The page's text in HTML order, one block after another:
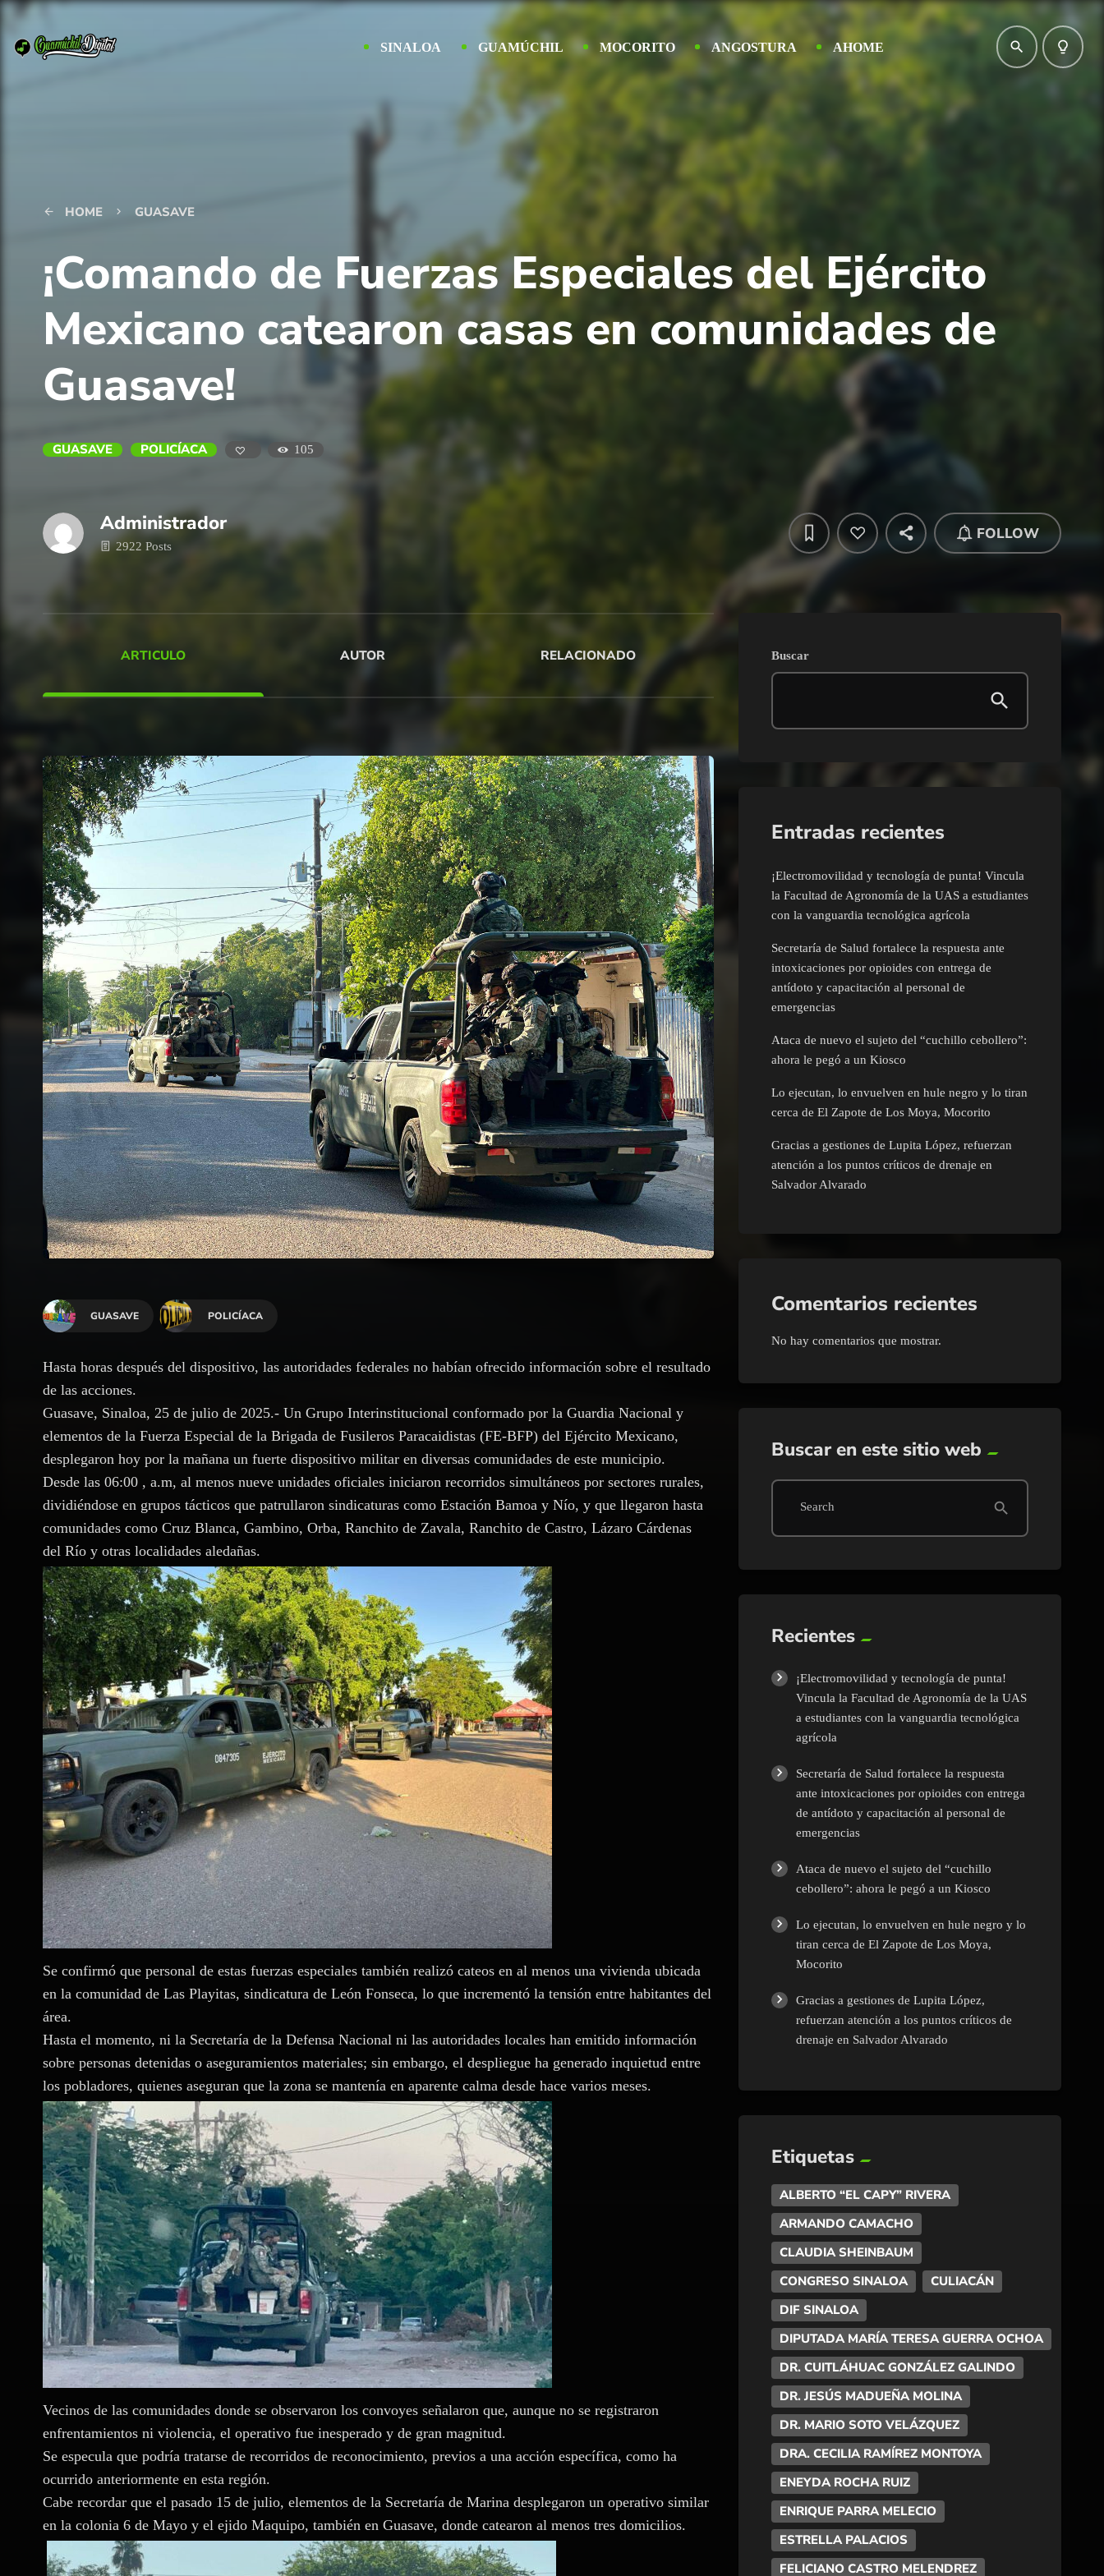
SINALOA GUAMÚCHIL MOCORITO ANGOSTURA AHOME search lightbulb_outline
arrow_back HOME keyboard_arrow_right GUASAVE
¡Comando de Fuerzas Especiales del Ejército
Mexicano catearon casas en comunidades de
Guasave!
GUASAVE POLICÍACA 105
Administrador
2922 Posts
FOLLOW
ARTICULO AUTOR RELACIONADO
GUASAVE POLICÍACA
Hasta horas después del dispositivo, las autoridades federales no habían ofrecido información sobre el resultado
de las acciones.
Guasave, Sinaloa, 25 de julio de 2025.- Un Grupo Interinstitucional conformado por la Guardia Nacional y
elementos de la Fuerza Especial de la Brigada de Fusileros Paracaidistas (FE‑BFP) del Ejército Mexicano,
desplegaron hoy por la mañana un fuerte dispositivo militar en diversas comunidades de este municipio.
Desde las 06:00 , a.m, al menos nueve unidades oficiales iniciaron recorridos simultáneos por sectores rurales,
dividiéndose en grupos tácticos que patrullaron sindicaturas como Estación Bamoa y Nío, y que llegaron hasta
comunidades como Cruz Blanca, Gambino, Orba, Ranchito de Zavala, Ranchito de Castro, Lázaro Cárdenas
del Río y otras localidades aledañas.
Se confirmó que personal de estas fuerzas especiales también realizó cateos en al menos una vivienda ubicada
en la comunidad de Las Playitas, sindicatura de León Fonseca, lo que incrementó la tensión entre habitantes del
área.
Hasta el momento, ni la Secretaría de la Defensa Nacional ni las autoridades locales han emitido información
sobre personas detenidas o aseguramientos materiales; sin embargo, el despliegue ha generado inquietud entre
los pobladores, quienes aseguran que la zona se mantenía en aparente calma desde hace varios meses.
Vecinos de las comunidades donde se observaron los convoyes señalaron que, aunque no se registraron
enfrentamientos ni violencia, el operativo fue inesperado y de gran magnitud.
Se especula que podría tratarse de recorridos de reconocimiento, previos a una acción específica, como ha
ocurrido anteriormente en esta región.
Cabe recordar que el pasado 15 de julio, elementos de la Secretaría de Marina desplegaron un operativo similar
en la colonia 6 de Mayo y el ejido Maquipo, también en Guasave, donde catearon al menos tres domicilios.
Buscar
Entradas recientes
¡Electromovilidad y tecnología de punta! Vincula
la Facultad de Agronomía de la UAS a estudiantes
con la vanguardia tecnológica agrícola
Secretaría de Salud fortalece la respuesta ante
intoxicaciones por opioides con entrega de
antídoto y capacitación al personal de
emergencias
Ataca de nuevo el sujeto del “cuchillo cebollero”:
ahora le pegó a un Kiosco
Lo ejecutan, lo envuelven en hule negro y lo tiran
cerca de El Zapote de Los Moya, Mocorito
Gracias a gestiones de Lupita López, refuerzan
atención a los puntos críticos de drenaje en
Salvador Alvarado
Comentarios recientes
No hay comentarios que mostrar.
Buscar en este sitio web
Search search
Recientes
¡Electromovilidad y tecnología de punta!
Vincula la Facultad de Agronomía de la UAS
a estudiantes con la vanguardia tecnológica
agrícola
Secretaría de Salud fortalece la respuesta
ante intoxicaciones por opioides con entrega
de antídoto y capacitación al personal de
emergencias
Ataca de nuevo el sujeto del “cuchillo
cebollero”: ahora le pegó a un Kiosco
Lo ejecutan, lo envuelven en hule negro y lo
tiran cerca de El Zapote de Los Moya,
Mocorito
Gracias a gestiones de Lupita López,
refuerzan atención a los puntos críticos de
drenaje en Salvador Alvarado
Etiquetas
ALBERTO “EL CAPY” RIVERA
ARMANDO CAMACHO
CLAUDIA SHEINBAUM
CONGRESO SINALOA
CULIACÁN
DIF SINALOA
DIPUTADA MARÍA TERESA GUERRA OCHOA
DR. CUITLÁHUAC GONZÁLEZ GALINDO
DR. JESÚS MADUEÑA MOLINA
DR. MARIO SOTO VELÁZQUEZ
DRA. CECILIA RAMÍREZ MONTOYA
ENEYDA ROCHA RUIZ
ENRIQUE PARRA MELECIO
ESTRELLA PALACIOS
FELICIANO CASTRO MELENDREZ